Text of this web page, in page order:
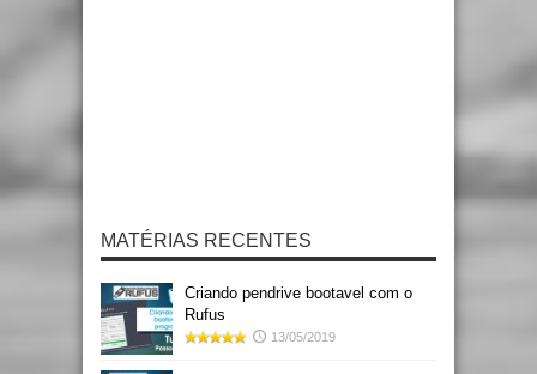
MATÉRIAS RECENTES
Criando pendrive bootavel com o
Rufus
13/05/2019